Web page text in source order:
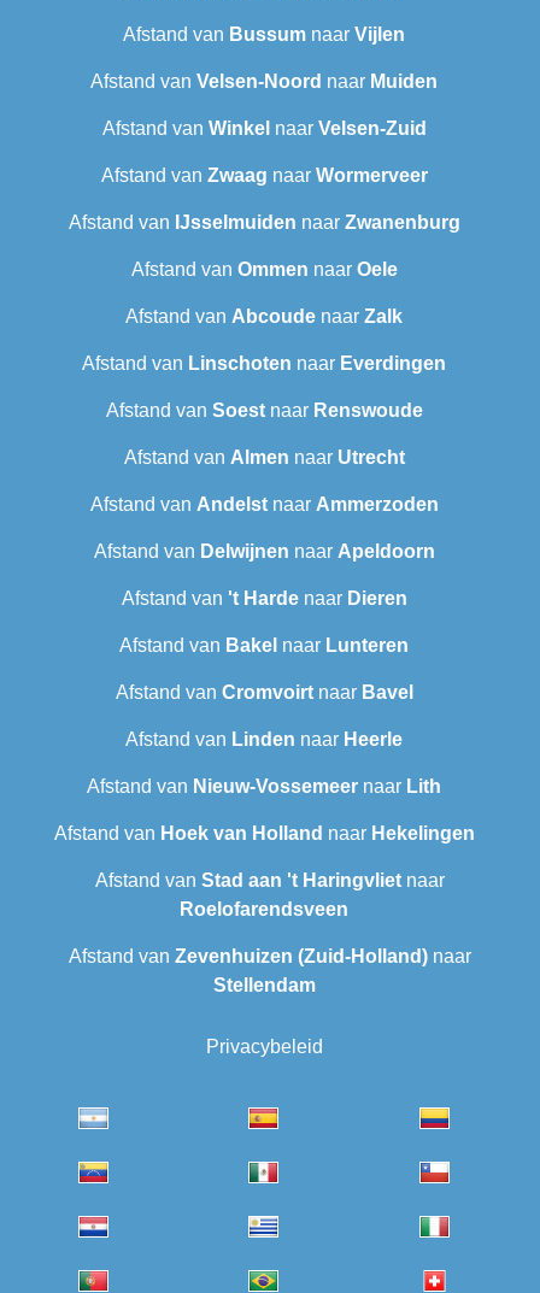
Afstand van Bussum naar Vijlen
Afstand van Velsen-Noord naar Muiden
Afstand van Winkel naar Velsen-Zuid
Afstand van Zwaag naar Wormerveer
Afstand van IJsselmuiden naar Zwanenburg
Afstand van Ommen naar Oele
Afstand van Abcoude naar Zalk
Afstand van Linschoten naar Everdingen
Afstand van Soestnaar Renswoude
Afstand van Almen naar Utrecht
Afstand van Andelstnaar Ammerzoden
Afstand van Delwijnen naar Apeldoorn
Afstand van 't Hardenaar Dieren
Afstand van Bakel naar Lunteren
Afstand van Cromvoirtnaar Bavel
Afstand van Linden naar Heerle
Afstand van Nieuw-Vossemeer naar Lith
Afstand van Hoek van Holland naar Hekelingen
Afstand van Stad aan 't Haringvliet naar
Roelofarendsveen
Afstand van Zevenhuizen (Zuid-Holland) naar
Stellendam
Privacybeleid